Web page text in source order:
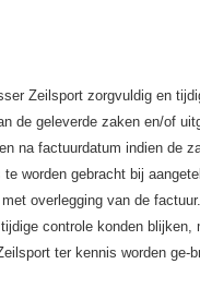
Zeilsport zorgvuldig en
de geleverde zaken en/of
na factuurdatum indien de
worden gebracht bij
overlegging van de
controle konden blijken,
ter kennis worden ge-